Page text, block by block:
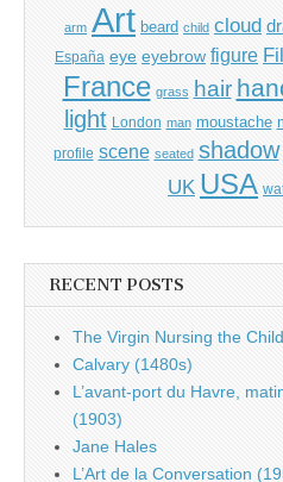
arm Art beard child cloud
España eye eyebrow figure
France grass hair
light London man moustache
profile scene seated shadow
UK USA
RECENT POSTS
The Virgin Nursing the
Calvary (1480s)
L’avant-port du Havre,
(1903)
Jane Hales
L’Art de la Conversation